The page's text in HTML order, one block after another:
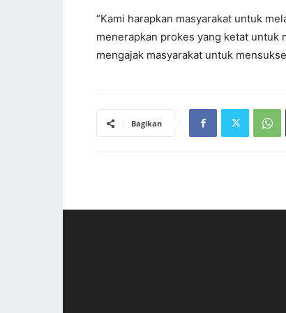
“Kami harapkan masyarakat untuk
menerapkan prokes yang ketat untuk
mengajak masyarakat untuk
Bagikan